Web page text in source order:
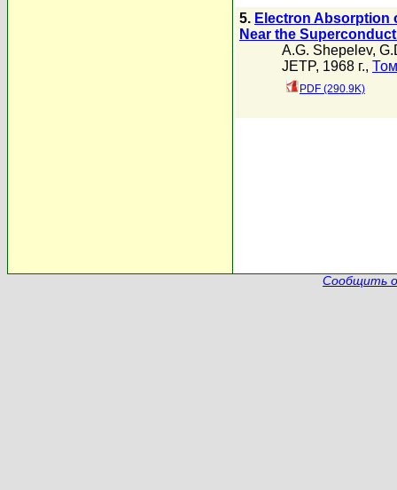
5. Electron Absorption
Near the
A.G. Shepelev,
JETP, 1968 г.,
PDF (290.9K)
Сообщить о